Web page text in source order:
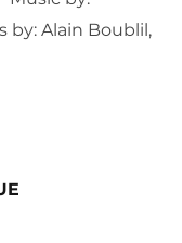
by: Alain Boublil,